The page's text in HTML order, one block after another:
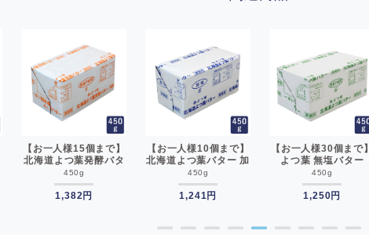
【お一人様15個まで】
北海道よつ葉発酵バタ
ー 450g 食塩不使用 よ
つば__
450g
1,382円
【お一人様10個まで】
北海道よつ葉バター 加
塩 450g よつば __
450g
1,241円
【お一人様30個まで】
よつ葉 無塩バター
450g 賞味期限2026年
11月5日またはそれ以
降 バター よつば 北海
450g
1,250円
● ● ● ● ● ● ● ●